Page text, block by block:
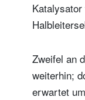
Zweifel an
weiterhin;
erwartet